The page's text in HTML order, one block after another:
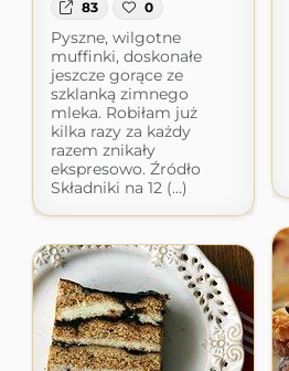
83 0
Pyszne, wilgotne
muffinki, doskonałe
jeszcze gorące ze
szklanką zimnego
mleka. Robiłam już
kilka razy za każdy
razem znikały
ekspresowo. Źródło
Składniki na 12 (...)